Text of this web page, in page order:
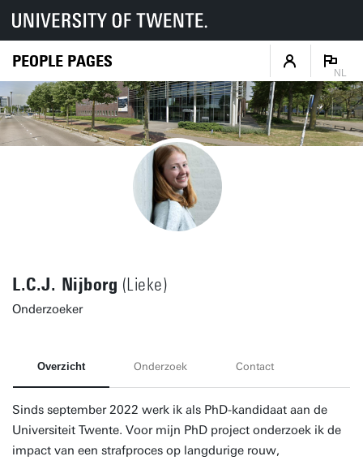
PEOPLE PAGES
NL
L.C.J. Nijborg (Lieke)
Onderzoeker
Overzicht Onderzoek Contact
Sinds september 2022 werk ik als PhD-kandidaat aan de
Universiteit Twente. Voor mijn PhD project onderzoek ik de
impact van een strafproces op langdurige rouw,